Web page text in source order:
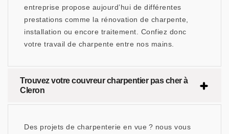
entreprise propose aujourd’hui de différentes
prestations comme la rénovation de charpente,
installation ou encore traitement. Confiez donc
votre travail de charpente entre nos mains.
Trouvez votre couvreur charpentier pas cher à
Cleron
Des projets de charpenterie en vue ? nous vous